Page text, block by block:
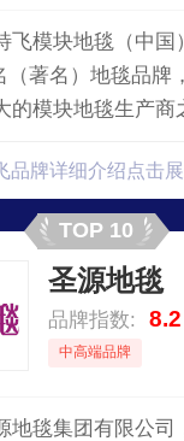
飞模块地毯（中国
（著名）地毯品牌
的模块地毯生产商
品牌详细介绍点击
TOP 10
圣源地毯
品牌指数: 8.2
中高端品牌
地毯集团有限公司